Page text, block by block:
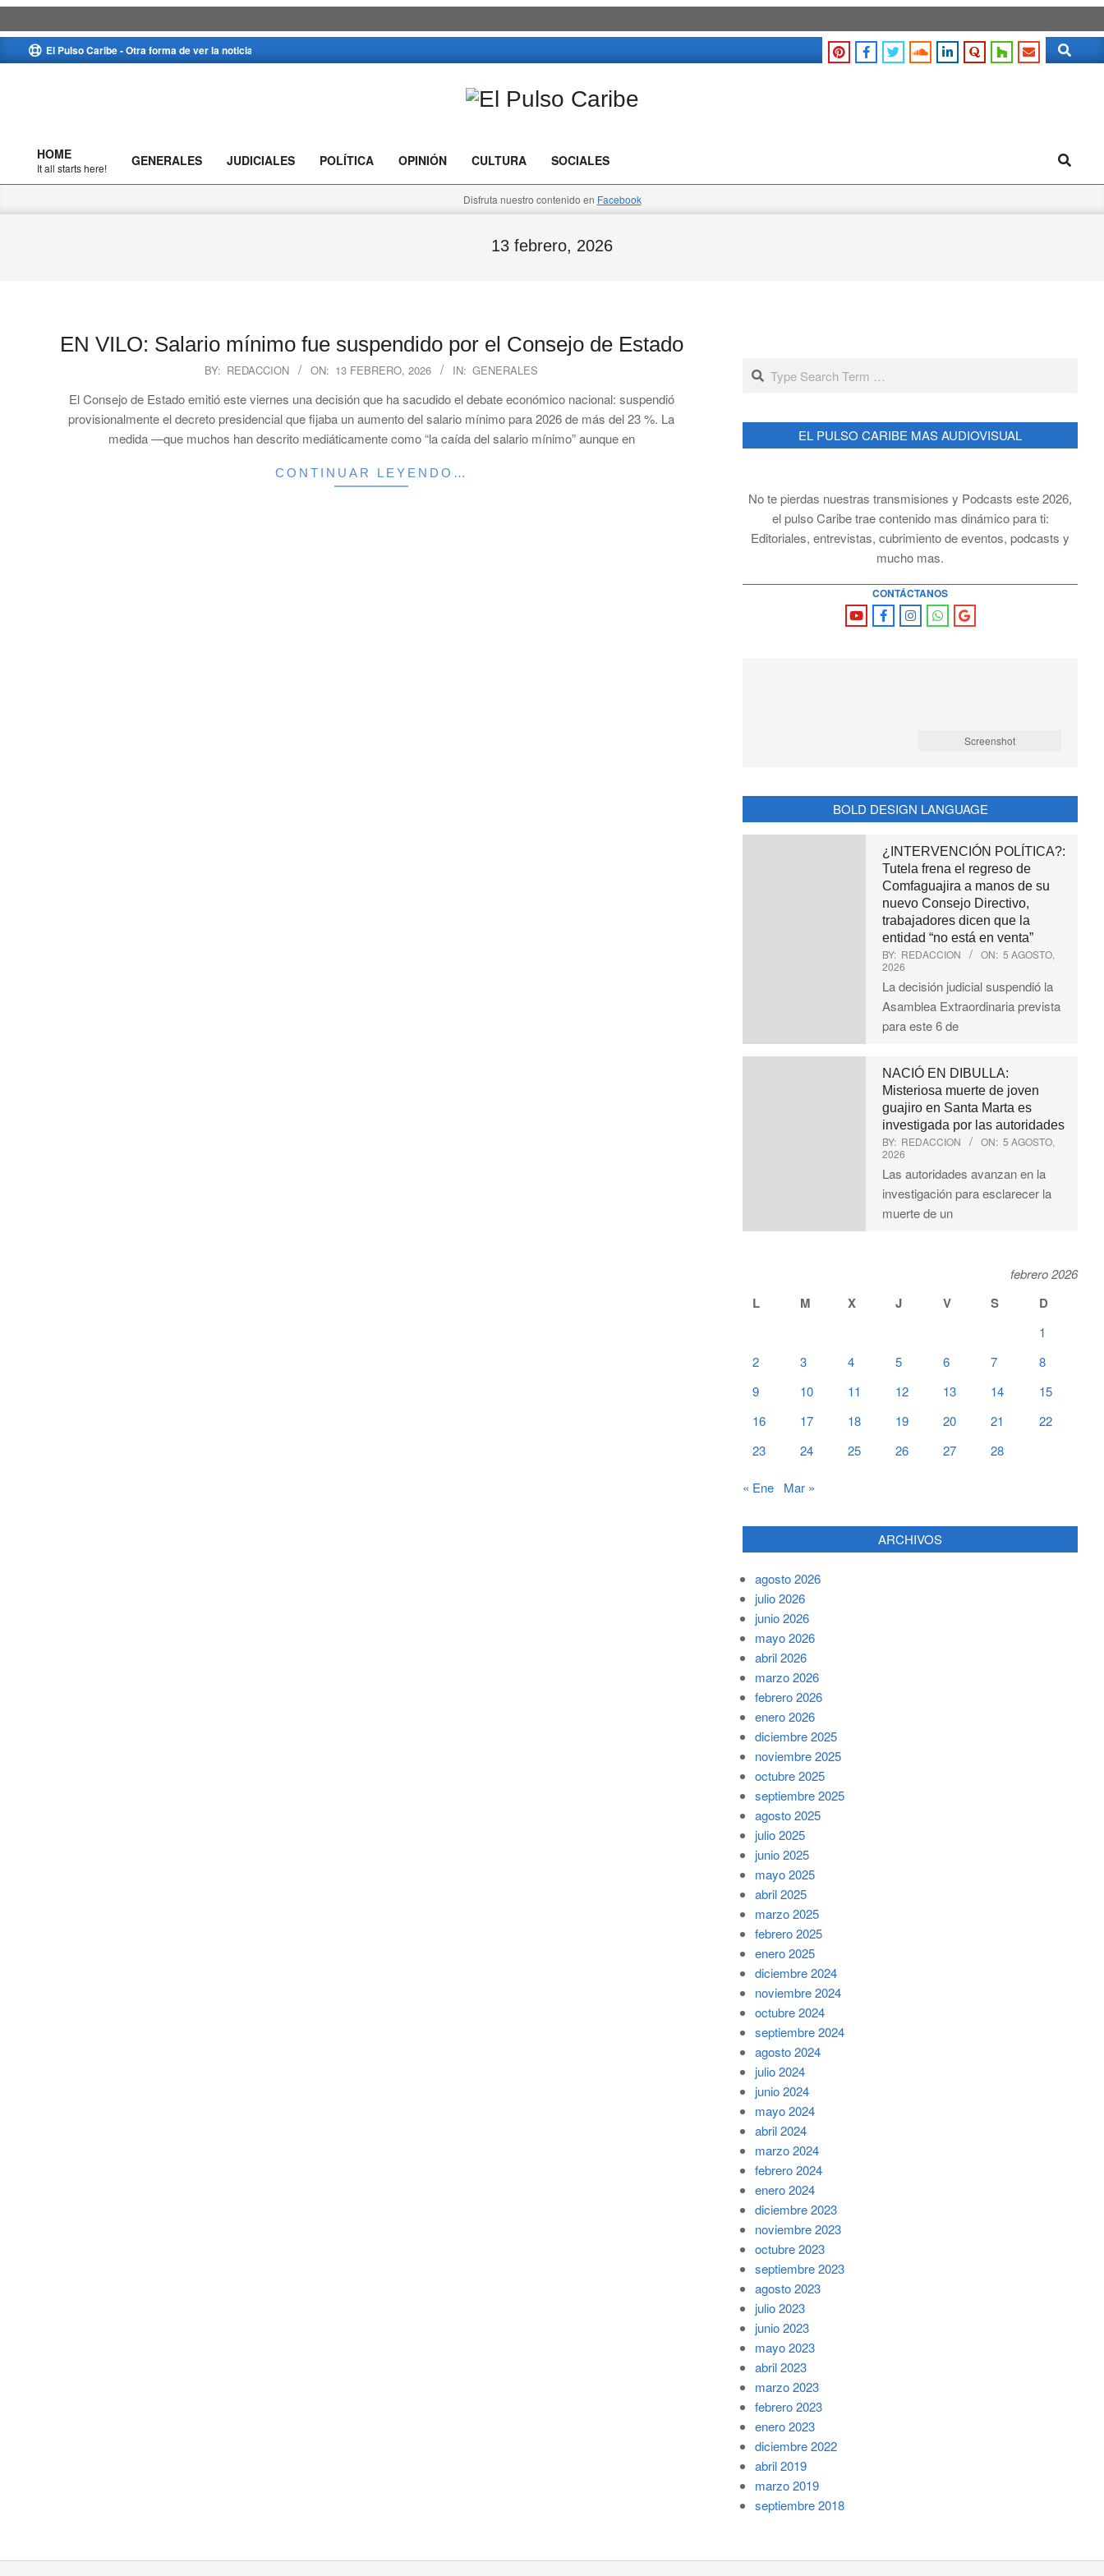
to
El Pulso Caribe - Otra forma de ver la noticia Search
Caribe
Primary
Navigation
HOME
It all starts here! GENERALES JUDICIALES POLÍTICA OPINIÓN CULTURA SOCIALES Search
Disfruta nuestro contenido en Facebook
13 febrero, 2026
EN VILO: Salario mínimo fue suspendido por el Consejo de Estado
BY: REDACCION ON: 13 FEBRERO, 2026 IN: GENERALES
El Consejo de Estado emitió este viernes una decisión que ha sacudido el debate económico nacional: suspendió
provisionalmente el decreto presidencial que fijaba un aumento del salario mínimo para 2026 de más del 23 %. La
medida —que muchos han descrito mediáticamente como “la caída del salario mínimo” aunque en
CONTINUAR LEYENDO…
Search
EL PULSO CARIBE MAS AUDIOVISUAL
No te pierdas nuestras transmisiones y Podcasts este 2026,
el pulso Caribe trae contenido mas dinámico para ti:
Editoriales, entrevistas, cubrimiento de eventos, podcasts y
mucho mas.
CONTÁCTANOS
Screenshot
BOLD DESIGN LANGUAGE
¿INTERVENCIÓN POLÍTICA?:
Tutela frena el regreso de
Comfaguajira a manos de su
nuevo Consejo Directivo,
trabajadores dicen que la
entidad “no está en venta”
BY: REDACCION ON: 5 AGOSTO,
2026
La decisión judicial suspendió la
Asamblea Extraordinaria prevista
para este 6 de
NACIÓ EN DIBULLA:
Misteriosa muerte de joven
guajiro en Santa Marta es
investigada por las autoridades
BY: REDACCION ON: 5 AGOSTO,
2026
Las autoridades avanzan en la
investigación para esclarecer la
muerte de un
febrero 2026
L M X J V S D
1
2
3 4 5 6 7
8
9
10 11 12 13 14
15
16
17 18 19 20 21
22
23
24 25 26 27 28
« Ene Mar »
ARCHIVOS
agosto 2026
julio 2026
junio 2026
mayo 2026
abril 2026
marzo 2026
febrero 2026
enero 2026
diciembre 2025
noviembre 2025
octubre 2025
septiembre 2025
agosto 2025
julio 2025
junio 2025
mayo 2025
abril 2025
marzo 2025
febrero 2025
enero 2025
diciembre 2024
noviembre 2024
octubre 2024
septiembre 2024
agosto 2024
julio 2024
junio 2024
mayo 2024
abril 2024
marzo 2024
febrero 2024
enero 2024
diciembre 2023
noviembre 2023
octubre 2023
septiembre 2023
agosto 2023
julio 2023
junio 2023
mayo 2023
abril 2023
marzo 2023
febrero 2023
enero 2023
diciembre 2022
abril 2019
marzo 2019
septiembre 2018